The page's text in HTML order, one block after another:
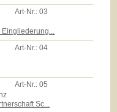
Art-Nr.:03
Eingliederung...
Art-Nr.:04
Art-Nr.:05
Sc...